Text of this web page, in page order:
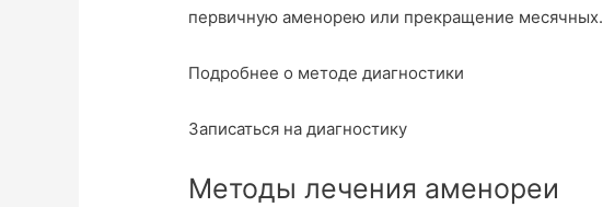
первичную аменорею или прекращение месячных.
Подробнее о методе диагностики
Записаться на диагностику
Методы лечения аменореи